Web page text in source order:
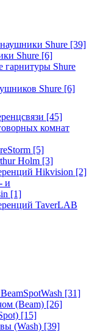
Shure [39]
Shure [6]
гарнитуры Shure
Shure [6]
[45]
комнат
[5]
Holm [3]
Hikvision [2]
и
[1]
TaverLAB
[31]
(Beam) [26]
[15]
(Wash) [39]